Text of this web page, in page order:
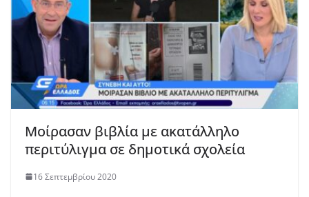
Μοίρασαν βιβλία με ακατάλληλο
περιτύλιγμα σε δημοτικά σχολεία
16 Σεπτεμβρίου 2020